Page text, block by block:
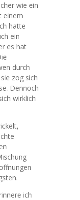
wie ein
einem
hatte
ein
es hat
durch
zog sich
Dennoch
wirklich
ich